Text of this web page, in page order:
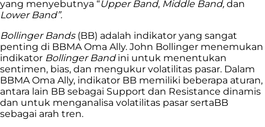
yang menyebutnya “Upper Band, Middle Band, dan
Lower Band”.
Bollinger Bands(BB) adalah indikator yang sangat
penting di BBMA Oma Ally. John Bollinger menemukan
indikator Bollinger Bandini untuk menentukan
sentimen, bias, dan mengukur volatilitas pasar. Dalam
BBMA Oma Ally, indikator BB memiliki beberapa aturan,
antara lain BB sebagai Support dan Resistance dinamis
dan untuk menganalisa volatilitas pasar sertaBB
sebagai arah tren.